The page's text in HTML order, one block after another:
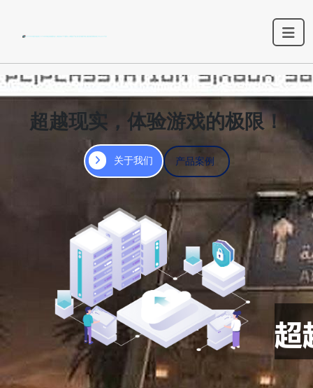
超越现实，体验游戏的极限！
关于我们 产品案例